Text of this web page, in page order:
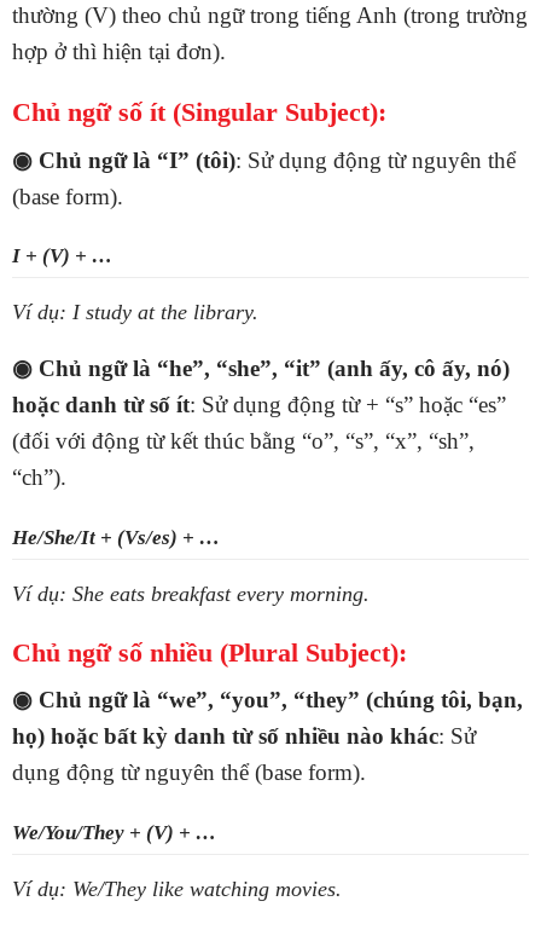
thường (V) theo chủ ngữ trong tiếng Anh (trong trường
hợp ở thì hiện tại đơn).
Chủ ngữ số ít (Singular Subject):
◉ Chủ ngữ là “I” (tôi): Sử dụng động từ nguyên thể
(base form).
I + (V) + …
Ví dụ: I study at the library.
◉ Chủ ngữ là “he”, “she”, “it” (anh ấy, cô ấy, nó)
hoặc danh từ số ít: Sử dụng động từ + “s” hoặc “es”
(đối với động từ kết thúc bằng “o”, “s”, “x”, “sh”,
“ch”).
He/She/It + (Vs/es) + …
Ví dụ: She eats breakfast every morning.
Chủ ngữ số nhiều (Plural Subject):
◉ Chủ ngữ là “we”, “you”, “they” (chúng tôi, bạn,
họ) hoặc bất kỳ danh từ số nhiều nào khác: Sử
dụng động từ nguyên thể (base form).
We/You/They + (V) + …
Ví dụ: We/They like watching movies.